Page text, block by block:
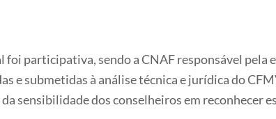
foi participativa, sendo a CNAF responsável
e submetidas à análise técnica e jurídica do
sensibilidade dos conselheiros em reconhecer